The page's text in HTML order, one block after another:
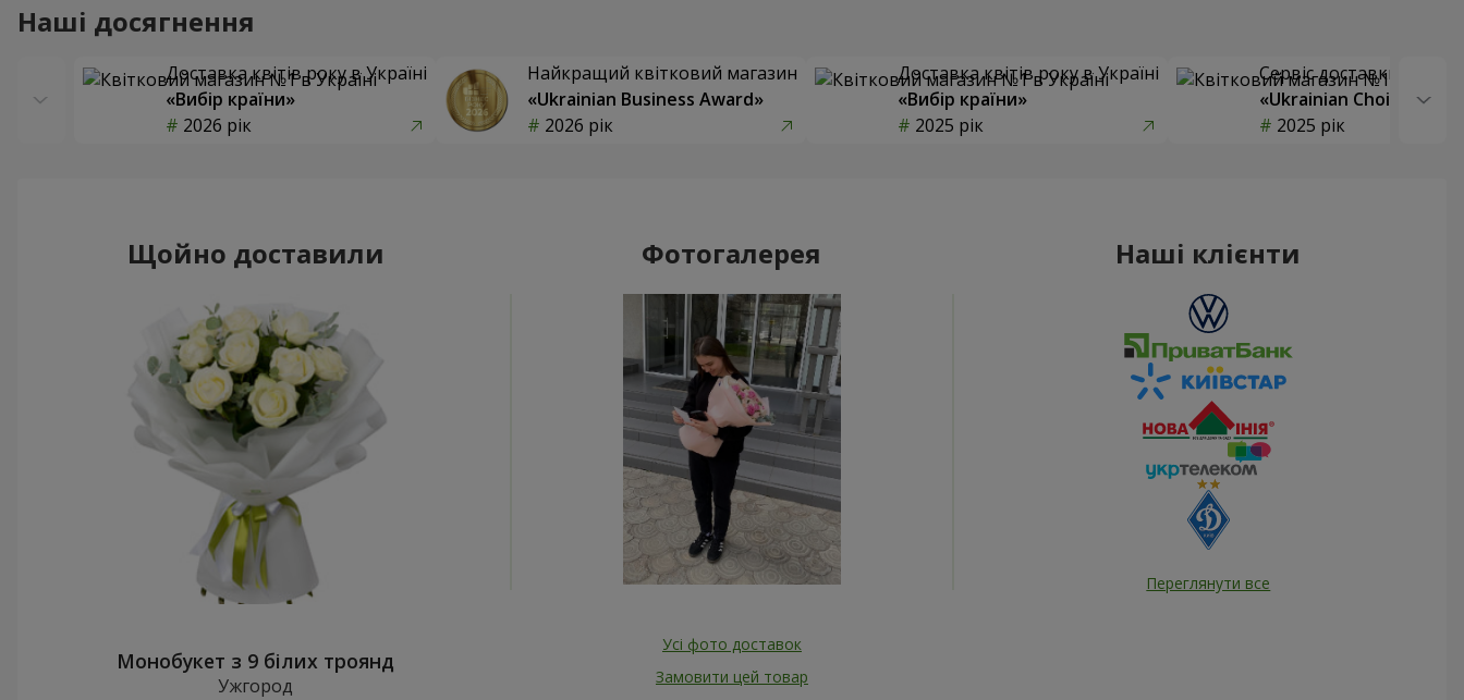
Наші досягнення
Доставка квітів року в Україні
«Вибір країни»
2026 рік
Найкращий квітковий магазин
«Ukrainian Business Award»
2026 рік
Доставка квітів року в Україні
«Вибір країни»
2025 рік
Сервіс доставки квітів
«Ukrainian Choice»
2025 рік
Щойно доставили
Монобукет з 9 білих троянд
Ужгород
Фотогалерея
Усі фото доставок
Замовити цей товар
Наші клієнти
Переглянути все